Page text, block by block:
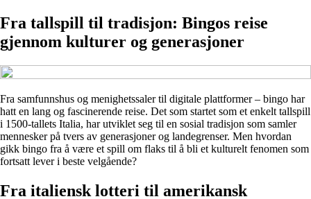
Fra tallspill til tradisjon: Bingos reise
gjennom kulturer og generasjoner
Fra samfunnshus og menighetssaler til digitale plattformer – bingo har
hatt en lang og fascinerende reise. Det som startet som et enkelt tallspill
i 1500-tallets Italia, har utviklet seg til en sosial tradisjon som samler
mennesker på tvers av generasjoner og landegrenser. Men hvordan
gikk bingo fra å være et spill om flaks til å bli et kulturelt fenomen som
fortsatt lever i beste velgående?
Fra italiensk lotteri til amerikansk